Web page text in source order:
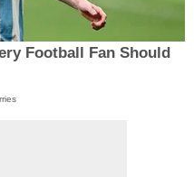
Football Fan Should